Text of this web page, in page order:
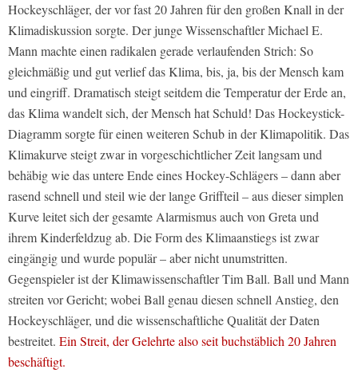
Hockeyschläger, der vor fast 20 Jahren für den großen Knall in der
Klimadiskussion sorgte. Der junge Wissenschaftler Michael E.
Mann machte einen radikalen gerade verlaufenden Strich: So
gleichmäßig und gut verlief das Klima, bis, ja, bis der Mensch kam
und eingriff. Dramatisch steigt seitdem die Temperatur der Erde an,
das Klima wandelt sich, der Mensch hat Schuld! Das Hockeystick-
Diagramm sorgte für einen weiteren Schub in der Klimapolitik. Das
Klimakurve steigt zwar in vorgeschichtlicher Zeit langsam und
behäbig wie das untere Ende eines Hockey-Schlägers – dann aber
rasend schnell und steil wie der lange Griffteil – aus dieser simplen
Kurve leitet sich der gesamte Alarmismus auch von Greta und
ihrem Kinderfeldzug ab. Die Form des Klimaanstiegs ist zwar
eingängig und wurde populär – aber nicht unumstritten.
Gegenspieler ist der Klimawissenschaftler Tim Ball. Ball und Mann
streiten vor Gericht; wobei Ball genau diesen schnell Anstieg, den
Hockeyschläger, und die wissenschaftliche Qualität der Daten
bestreitet. Ein Streit, der Gelehrte also seit buchstäblich 20 Jahren
beschäftigt.